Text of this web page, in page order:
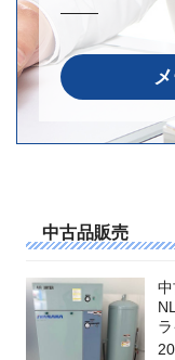
中古品販売